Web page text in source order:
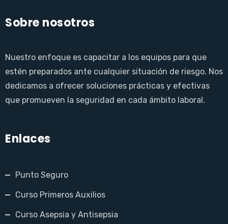
Sobre nosotros
Nuestro enfoque es capacitar a los equipos para que
estén preparados ante cualquier situación de riesgo. Nos
dedicamos a ofrecer soluciones prácticas y efectivas
que promueven la seguridad en cada ámbito laboral.
Enlaces
Punto Seguro
Curso Primeros Auxilios
Curso Asepsia y Antisepsia